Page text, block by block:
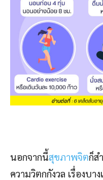
นอกจากนี้สุขภาพจิตก็ส
ความวิตกกังวล เรื่องบา